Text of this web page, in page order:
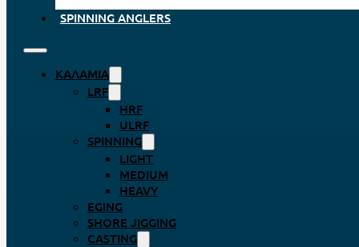
SPINNING ANGLERS
ΚΑΛΆΜΙΑ
LRF
HRF
ULRF
SPINNING
LIGHT
MEDIUM
HEAVY
EGING
SHORE JIGGING
CASTING